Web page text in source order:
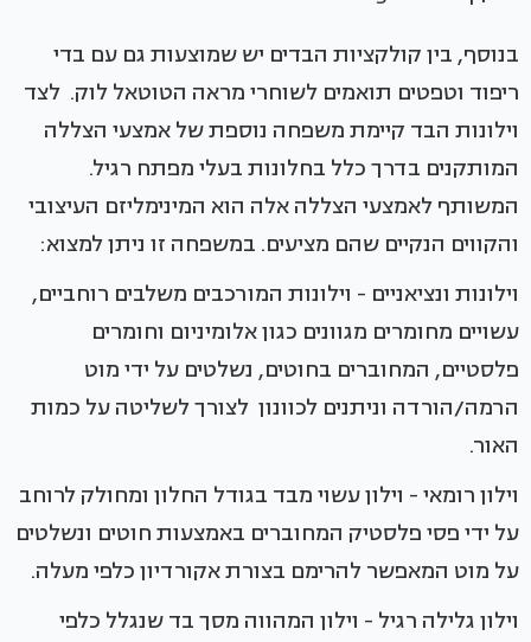
בנוסף, בין קולקציות הבדים יש שמוצעות גם עם בדי
ריפוד וטפטים תואמים לשוחרי מראה הטוטאל לוק. לצד
וילונות הבד קיימת משפחה נוספת של אמצעי הצללה
המותקנים בדרך כלל בחלונות בעלי מפתח רגיל.
המשותף לאמצעי הצללה אלה הוא המינימליזם העיצובי
והקווים הנקיים שהם מציעים. במשפחה זו ניתן למצוא:
וילונות ונציאניים - וילונות המורכבים משלבים רוחביים,
עשויים מחומרים מגוונים כגון אלומיניום וחומרים
פלסטיים, המחוברים בחוטים, נשלטים על ידי מוט
הרמה/הורדה וניתנים לכוונון לצורך לשליטה על כמות
האור.
וילון רומאי - וילון עשוי מבד בגודל החלון ומחולק לרוחב
על ידי פסי פלסטיק המחוברים באמצעות חוטים ונשלטים
על מוט המאפשר להרימם בצורת אקורדיון כלפי מעלה.
וילון גלילה רגיל - וילון המהווה מסך בד שנגלל כלפי